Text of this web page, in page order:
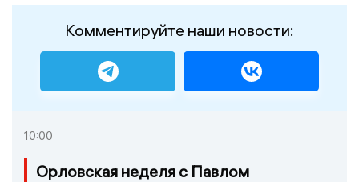
Комментируйте наши новости:
10:00
Орловская неделя с Павлом